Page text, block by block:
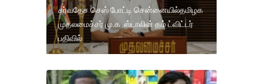
சர்வதேச செஸ் போட்டி சென்னையில்தமிழக
முதலமைச்சர் மு.க .ஸ்டாலின் தம் ட்விட்டர்
பதிவில்